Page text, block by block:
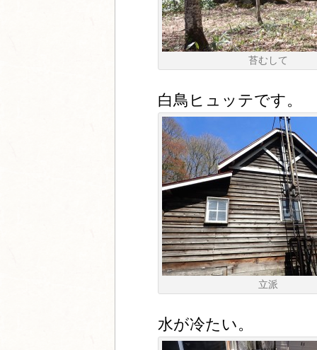
苔むして
白鳥ヒュッテです。
立派
水が冷たい。